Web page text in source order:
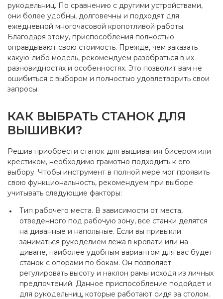
рукодельниц. По сравнению с другими устройствами,
они более удобны, долговечны и подходят для
ежедневной многочасовой кропотливой работы.
Благодаря этому, приспособления полностью
оправдывают свою стоимость. Прежде, чем заказать
какую-либо модель, рекомендуем разобраться в их
разновидностях и особенностях. Это позволит вам не
ошибиться с выбором и полностью удовлетворить свои
запросы.
КАК ВЫБРАТЬ СТАНОК ДЛЯ
ВЫШИВКИ?
Решив приобрести станок для вышивания бисером или
крестиком, необходимо грамотно подходить к его
выбору. Чтобы инструмент в полной мере мог проявить
свою функциональность, рекомендуем при выборе
учитывать следующие факторы:
Тип рабочего места. В зависимости от места,
отведенного под рабочую зону, все станки делятся
на диванные и напольные. Если вы привыкли
заниматься рукоделием лежа в кровати или на
диване, наиболее удобным вариантом для вас будет
станок с опорами по бокам. Он позволяет
регулировать высоту и наклон рамы исходя из личных
предпочтений. Данное приспособление подойдет и
для рукодельниц, которые работают сидя за столом.